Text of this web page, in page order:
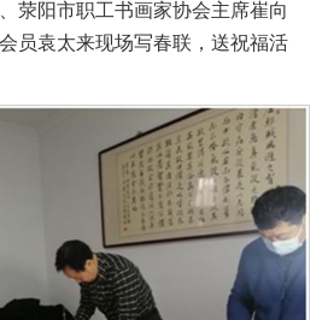
荥阳市职工书画家协会主席崔向
员袁太来现场写春联，送祝福活